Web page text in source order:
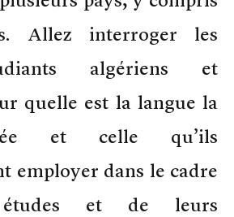
Allez interroger les
algériens et
quelle est la langue la
et celle qu’ils
employer dans le cadre
et de leurs